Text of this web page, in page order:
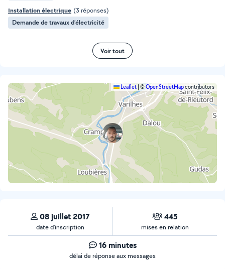
Installation électrique (3 réponses)
Demande de travaux d’électricité
Voir tout
Leaflet ©OpenStreetMapcontributors
08 juillet 2017
date d’inscription
445
mises en relation
16 minutes
délai de réponse aux messages